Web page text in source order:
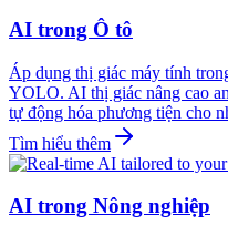
AI trong Ô tô
Áp dụng thị giác máy tính
YOLO. AI thị giác nâng cao
tự động hóa phương tiện cho
Tìm hiểu thêm
AI trong Nông nghiệp